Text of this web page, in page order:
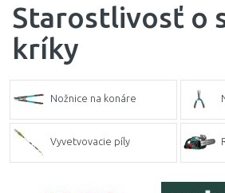
Starostlivosť o
kríky
Nožnice na konáre
Vyvetvovacie píly